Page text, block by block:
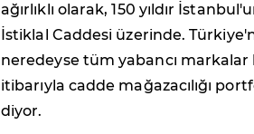
ağırlıklı olarak, 150 yıldır
İstiklal Caddesi üzerinde.
neredeyse tüm yabancı markalar
itibarıyla cadde mağazacılığı
diyor.